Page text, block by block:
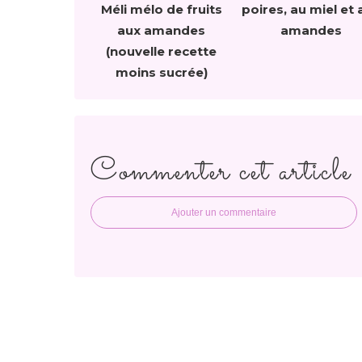
Méli mélo de fruits
aux amandes
(nouvelle recette
moins sucrée)
poires, au miel et
amandes
Commenter cet article
Ajouter un commentaire